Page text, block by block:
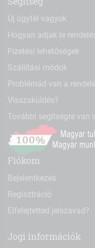
Új ügyfél vagyok
Hogyan adjak le
Fizetési lehetőségek
Szállítási módok
Problémád van a
Visszaküldés?
További segítségre van
Fiókom
Bejelentkezés
Regisztráció
Elfelejtetted jelszavad?
Jogi információk